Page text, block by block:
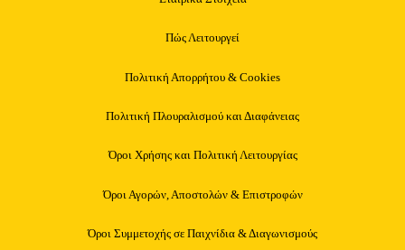
Πώς Λειτουργεί
Πολιτική Απορρήτου & Cookies
Πολιτική Πλουραλισμού και Διαφάνειας
Όροι Χρήσης και Πολιτική Λειτουργίας
Όροι Αγορών, Αποστολών & Επιστροφών
Όροι Συμμετοχής σε Παιχνίδια & Διαγωνισμούς